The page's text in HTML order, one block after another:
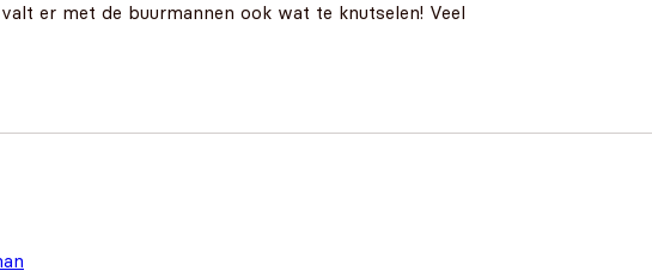
er met de buurmannen ook wat te knutselen! Veel